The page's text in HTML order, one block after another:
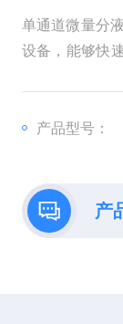
单通道微量分
设备，能够快
产品型号：
产